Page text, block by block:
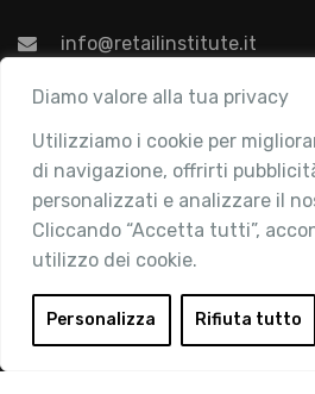
Diamo valore alla tua privacy
Utilizziamo i cookie per
di navigazione, offrirti
personalizzati e analizzare il
Cliccando “Accetta tutti”,
utilizzo dei cookie.
Personalizza Rifiuta tutto
info@retailinstitute.it
Associazione
Chi siamo
Attività
Contatti
Area Riservata
Login
Diventa Socio